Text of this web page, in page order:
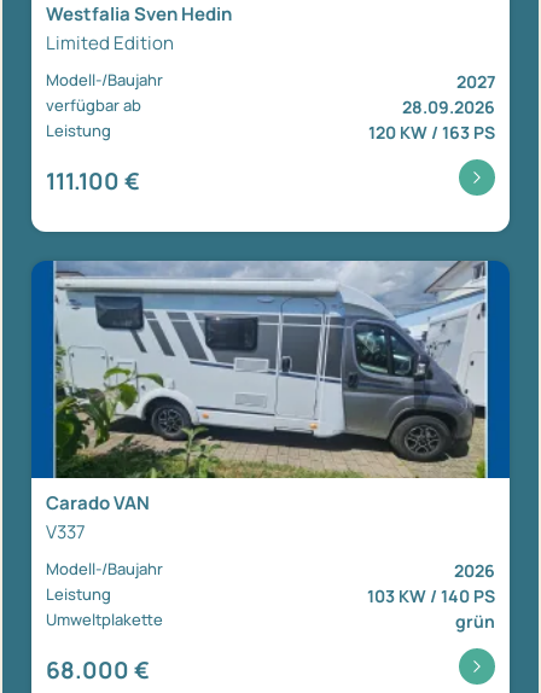
Westfalia Sven Hedin
Limited Edition
Modell-/Baujahr 2027
verfügbar ab 28.09.2026
Leistung 120 KW / 163 PS
111.100 €
Carado VAN
V337
Modell-/Baujahr 2026
Leistung 103 KW / 140 PS
Umweltplakette grün
68.000 €